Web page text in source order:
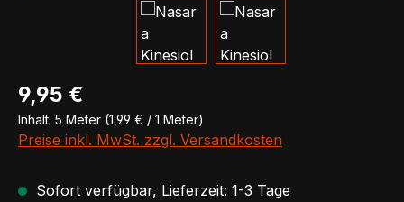
Regulärer Preis:
9,95 €
Inhalt: 5 Meter (1,99 € / 1 Meter)
Preise inkl. MwSt. zzgl. Versandkosten
Sofort verfügbar, Lieferzeit: 1-3 Tage